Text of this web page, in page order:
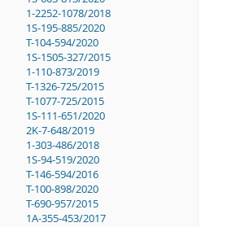
1-2252-1078/2018
1S-195-885/2020
T-104-594/2020
1S-1505-327/2015
1-110-873/2019
T-1326-725/2015
T-1077-725/2015
1S-111-651/2020
2K-7-648/2019
1-303-486/2018
1S-94-519/2020
T-146-594/2016
T-100-898/2020
T-690-957/2015
1A-355-453/2017